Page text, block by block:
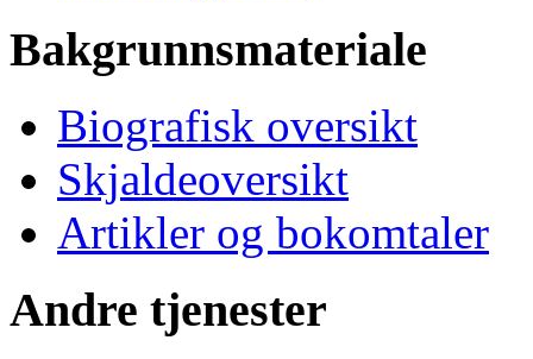
Bakgrunnsmateriale
Biografisk oversikt
Skjaldeoversikt
Artikler og bokomtaler
Andre tjenester